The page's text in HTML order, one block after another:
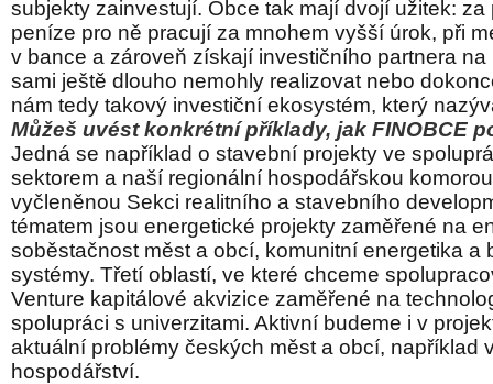
subjekty zainvestují. Obce tak mají dvojí užitek: za
peníze pro ně pracují za mnohem vyšší úrok, při
v bance a zároveň získají investičního partnera na
sami ještě dlouho nemohly realizovat nebo
nám tedy takový investiční ekosystém, který
Můžeš uvést konkrétní příklady, jak FINOBCE
Jedná se například o stavební projekty ve
sektorem a naší regionální hospodářskou
vyčleněnou Sekci realitního a stavebního
tématem jsou energetické projekty zaměřené na
soběstačnost měst a obcí, komunitní energetika a
systémy. Třetí oblastí, ve které chceme
Venture kapitálové akvizice zaměřené na
spolupráci s univerzitami. Aktivní budeme i v
aktuální problémy českých měst a obcí, například
hospodářství.